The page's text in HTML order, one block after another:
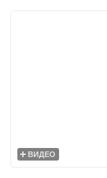
ВИДЕО